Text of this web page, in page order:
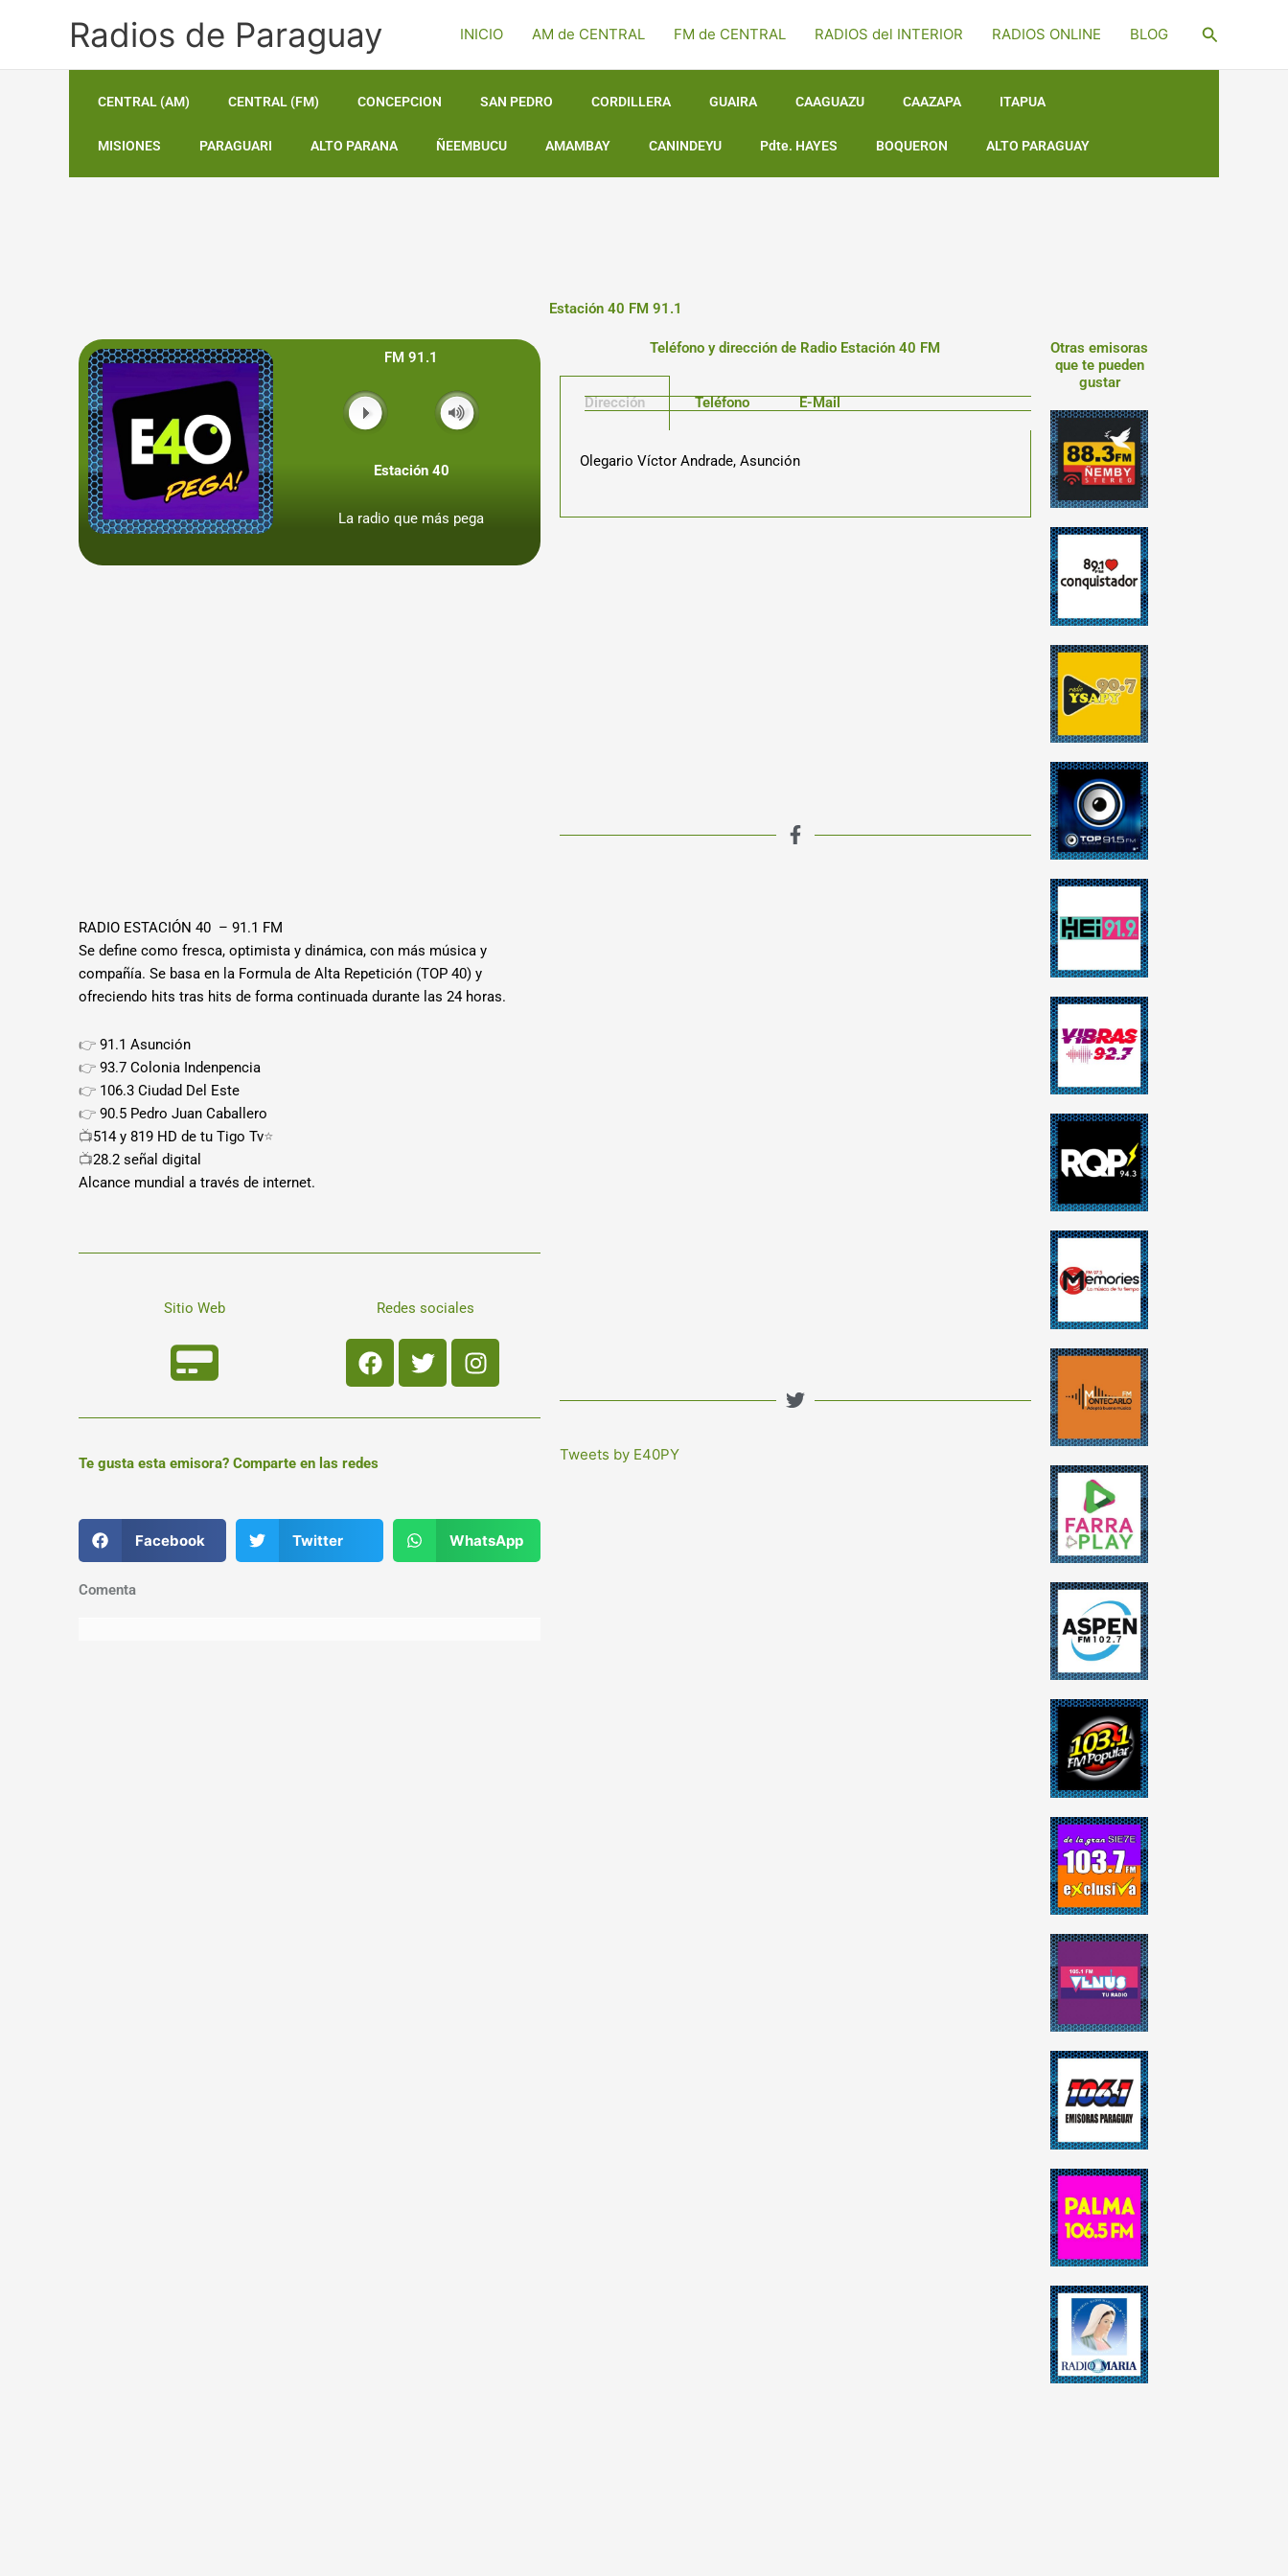
Radios de Paraguay INICIO AM de CENTRAL FM de CENTRAL RADIOS del INTERIOR RADIOS ONLINE BLOG Buscar
CENTRAL (AM) CENTRAL (FM) CONCEPCION SAN PEDRO CORDILLERA GUAIRA CAAGUAZU CAAZAPA ITAPUA
MISIONES PARAGUARI ALTO PARANA ÑEEMBUCU AMAMBAY CANINDEYU Pdte. HAYES BOQUERON ALTO PARAGUAY
Estación 40 FM 91.1
FM 91.1
Estación 40
La radio que más pega
RADIO ESTACIÓN 40 – 91.1 FM
Se define como fresca, optimista y dinámica, con más música y
compañía. Se basa en la Formula de Alta Repetición (TOP 40) y
ofreciendo hits tras hits de forma continuada durante las 24 horas.
👉 91.1 Asunción
👉 93.7 Colonia Indenpencia
👉 106.3 Ciudad Del Este
👉 90.5 Pedro Juan Caballero
📺514 y 819 HD de tu Tigo Tv⭐
📺28.2 señal digital
Alcance mundial a través de internet.
Sitio Web Redes sociales
Facebook
TwitterInstagram
Te gusta esta emisora? Comparte en las redes
Facebook Twitter WhatsApp
Comenta
Teléfono y dirección de Radio Estación 40 FM
Dirección Teléfono E-Mail
Olegario Víctor Andrade, Asunción
Tweets by E40PY
Otras emisoras
que te pueden
gustar